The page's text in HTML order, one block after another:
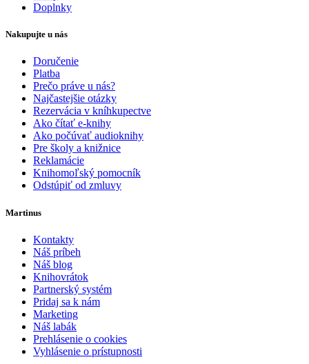
Doplnky
Nakupujte u nás
Doručenie
Platba
Prečo práve u nás?
Najčastejšie otázky
Rezervácia v kníhkupectve
Ako čítať e-knihy
Ako počúvať audioknihy
Pre školy a knižnice
Reklamácie
Knihomoľský pomocník
Odstúpiť od zmluvy
Martinus
Kontakty
Náš príbeh
Náš blog
Knihovrátok
Partnerský systém
Pridaj sa k nám
Marketing
Náš labák
Prehlásenie o cookies
Vyhlásenie o prístupnosti